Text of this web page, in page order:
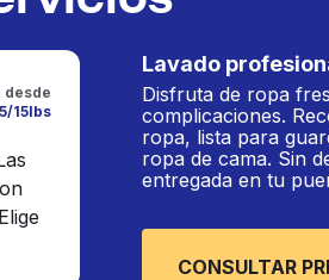
desde
15lbs
Lavado
Disfruta de ropa
complicaciones.
ropa, lista para
ropa de cama. Sin
entregada en tu
CONSULTAR